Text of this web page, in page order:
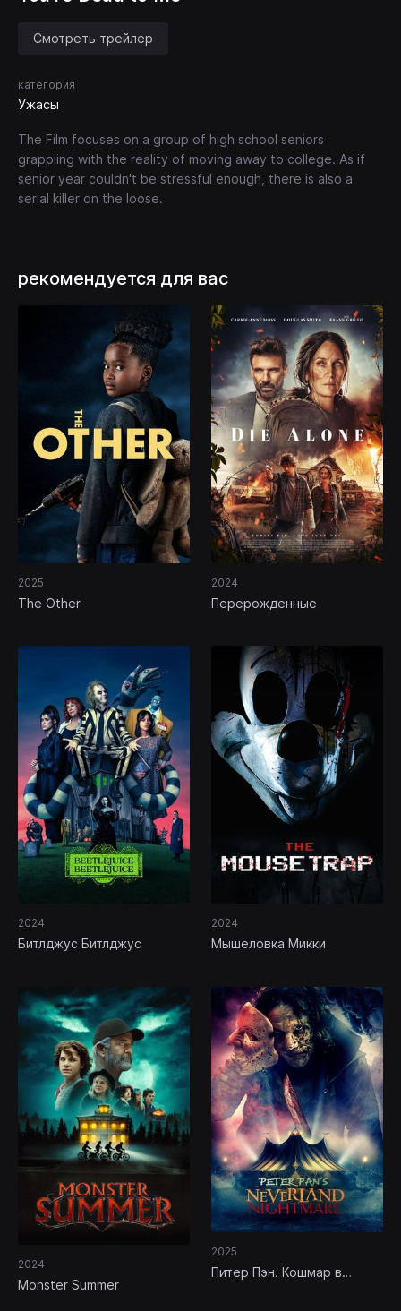
Смотреть трейлер
категория
Ужасы
The Film focuses on a group of high school seniors
grappling with the reality of moving away to college. As if
senior year couldn't be stressful enough, there is also a
serial killer on the loose.
рекомендуется для вас
2025
The Other
2024
Перерожденные
2024
Битлджус Битлджус
2024
Мышеловка Микки
2024
Monster Summer
2025
Питер Пэн. Кошмар в